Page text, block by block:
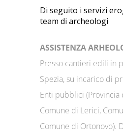
Di seguito i servizi
team di archeologi
ASSISTENZA
Presso cantieri edili in
Spezia, su incarico di
Enti pubblici (Provincia
Comune di Lerici,
Comune di Ortonovo).